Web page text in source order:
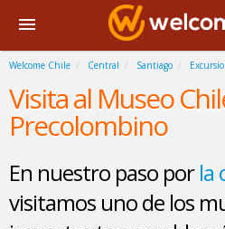
Welcome Chile Central Santiago
Visita al Museo
Precolombino
En nuestro paso porla
visitamos uno de los